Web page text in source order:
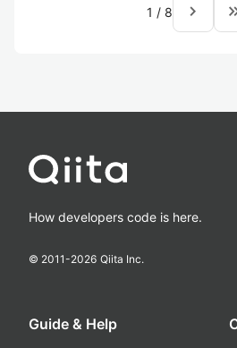
1 / 8 navigate_next
How developers code is here.
© 2011-2026 Qiita Inc.
Guide & Help